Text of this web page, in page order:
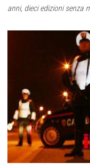
anni, dieci edizioni senza